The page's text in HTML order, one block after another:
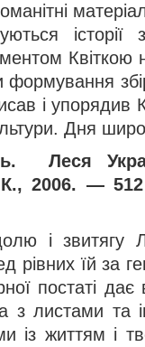
історії
Квіткою
і
Дня
Леся
2006. —
і звитягу
рівних їй за
постаті
з листами
із життям і